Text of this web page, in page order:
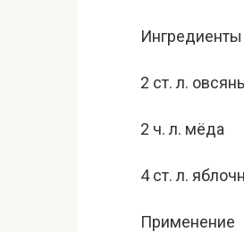
Ингредиенты
2 ст. л.
2 ч. л. мёда
4 ст. л.
Применение